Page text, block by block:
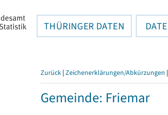
THÜRINGER DATEN
Zurück | Zeichenerklärungen/Abkürzungen |
Gemeinde: Friemar